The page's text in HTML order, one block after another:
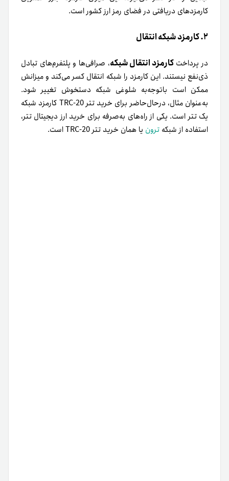
کارمزد‌های دریافتی در فضای رمز ارز کشور است.
۲. کارمزد شبکه انتقال
در پرداختکارمزد انتقال شبکه، صرافی‌ها و پلتفرم‌های تبادل
ذی‌نفع نیستند. این کارمزد را شبکه انتقال کسر می‌کند و میزانش
ممکن است باتوجه‌به شلوغی شبکه دستخوش تغییر شود.
به‌عنوان مثال، در‌حال‌حاضر برای خرید تتر TRC-20 کارمزد شبکه
یک تتر است. یکی از راه‌های به‌صرفه برای خرید ارز دیجیتال تتر،
استفاده از شبکه ترون یا همان خرید تتر TRC-20 است.